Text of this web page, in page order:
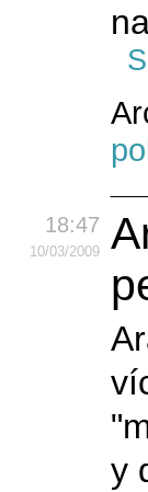
18:47
10/03/2009
y